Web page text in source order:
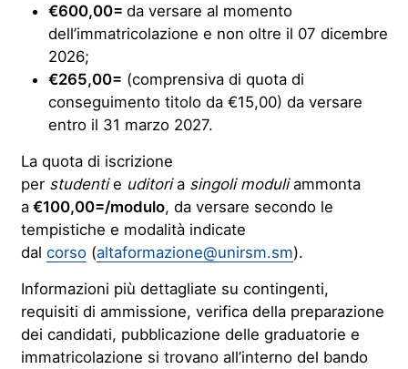
€600,00= da versare al momento
dell’immatricolazione e non oltre il 07 dicembre
2026;
€265,00= (comprensiva di quota di
conseguimento titolo da €15,00) da versare
entro il 31 marzo 2027.
La quota di iscrizione
per studentie uditoriasingoli moduliammonta
a€100,00=/modulo, da versare secondo le
tempistiche e modalità indicate
dal corso(altaformazione@unirsm.sm).
Informazioni più dettagliate su contingenti,
requisiti di ammissione, verifica della preparazione
dei candidati, pubblicazione delle graduatorie e
immatricolazione si trovano all’interno del bando